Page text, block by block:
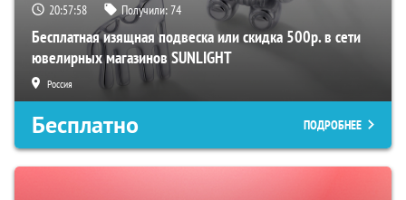
20:57:57 Получили:74
Бесплатная изящная подвеска или скидка 500р. в сети
ювелирных магазинов SUNLIGHT
Россия
Бесплатно ПОДРОБНЕЕ